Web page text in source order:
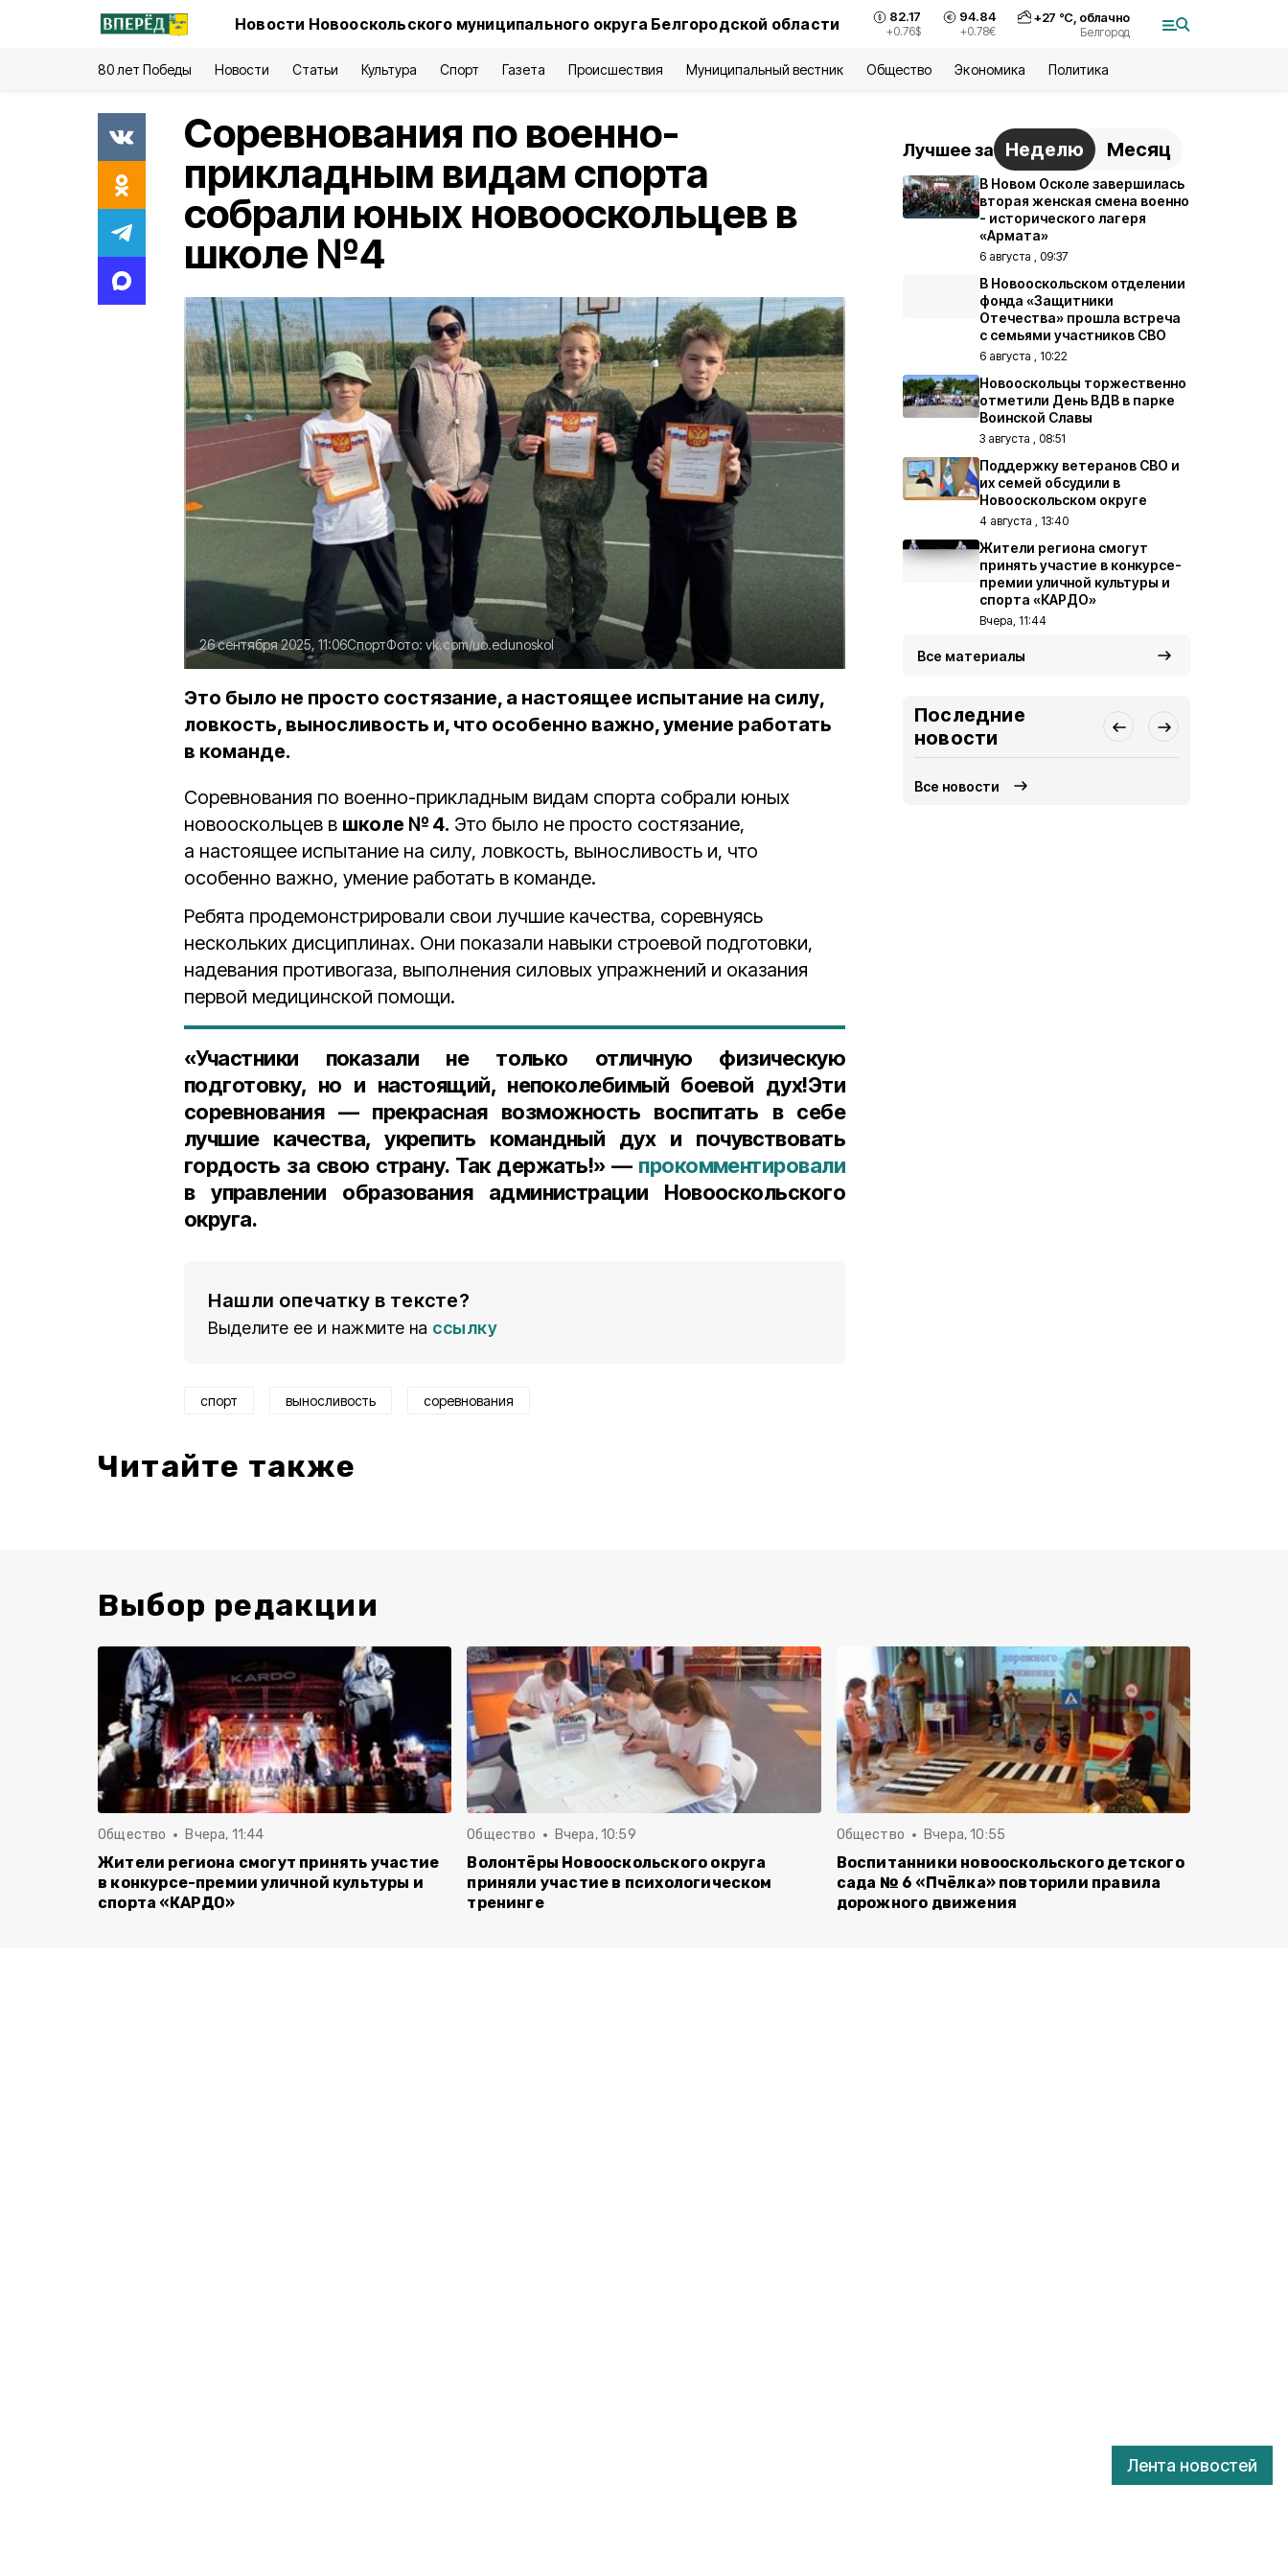
Новости Новооскольского муниципального округа Белгородской области 82.17
+0.76$
94.84
+0.78€
+27 °С, облачно
Белгород
80 лет Победы Новости Статьи Культура Спорт Газета Происшествия Муниципальный вестник Общество Экономика Политика
Лента новостей
Соревнования по военно-
прикладным видам спорта
собрали юных новооскольцев в
школе №4
26 сентября 2025, 11:06СпортФото: vk.com/uo.edunoskol
Это было не просто состязание, а настоящее испытание на силу,
ловкость, выносливость и, что особенно важно, умение работать
в команде.
Соревнования по военно-прикладным видам спорта собрали юных
новооскольцев в школе № 4. Это было не просто состязание,
а настоящее испытание на силу, ловкость, выносливость и, что
особенно важно, умение работать в команде.
Ребята продемонстрировали свои лучшие качества, соревнуясь
нескольких дисциплинах. Они показали навыки строевой подготовки,
надевания противогаза, выполнения силовых упражнений и оказания
первой медицинской помощи.
«Участники показали не только отличную физическую
подготовку, но и настоящий, непоколебимый боевой дух!Эти
соревнования — прекрасная возможность воспитать в себе
лучшие качества, укрепить командный дух и почувствовать
гордость за свою страну. Так держать!» — прокомментировали
в управлении образования администрации Новооскольского
округа.
Нашли опечатку в тексте?
Выделите ее и нажмите на ссылку
спорт выносливость соревнования
Читайте также
Лучшее за Неделю Месяц
В Новом Осколе завершилась
вторая женская смена военно
- исторического лагеря
«Армата»
6 августа , 09:37
В Новооскольском отделении
фонда «Защитники
Отечества» прошла встреча
с семьями участников СВО
6 августа , 10:22
Новооскольцы торжественно
отметили День ВДВ в парке
Воинской Славы
3 августа , 08:51
Поддержку ветеранов СВО и
их семей обсудили в
Новооскольском округе
4 августа , 13:40
Жители региона смогут
принять участие в конкурсе-
премии уличной культуры и
спорта «КАРДО»
Вчера, 11:44
Все материалы
Последние
новости
Все новости
Выбор редакции
Общество Вчера, 11:44
Жители региона смогут принять участие
в конкурсе-премии уличной культуры и
спорта «КАРДО»
Общество Вчера, 10:59
Волонтёры Новооскольского округа
приняли участие в психологическом
тренинге
Общество Вчера, 10:55
Воспитанники новооскольского детского
сада № 6 «Пчёлка» повторили правила
дорожного движения